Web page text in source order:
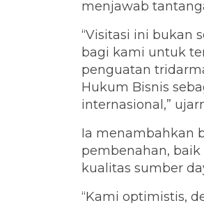
menjawab
“Visitasi ini bukan
bagi kami untuk
penguatan
Hukum Bisnis
internasional,”
Ia menambahkan
pembenahan,
kualitas sumber
“Kami optimistis,